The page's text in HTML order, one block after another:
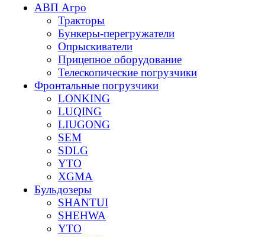
АВП Агро
Тракторы
Бункеры-перегружатели
Опрыскиватели
Прицепное оборудование
Телескопические погрузчики
Фронтальные погрузчики
LONKING
LUQING
LIUGONG
SEM
SDLG
YTO
XGMA
Бульдозеры
SHANTUI
SHEHWA
YTO